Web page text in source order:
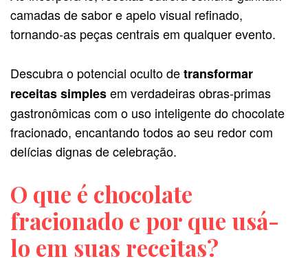
camadas de sabor e apelo visual refinado,
tornando-as peças centrais em qualquer evento.
Descubra o potencial oculto detransformar
receitas simplesem verdadeiras obras-primas
gastronômicas com o uso inteligente do chocolate
fracionado, encantando todos ao seu redor com
delícias dignas de celebração.
O que é chocolate
fracionado e por que usá-
lo em suas receitas?